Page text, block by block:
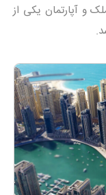
و آپارتمان یکی از